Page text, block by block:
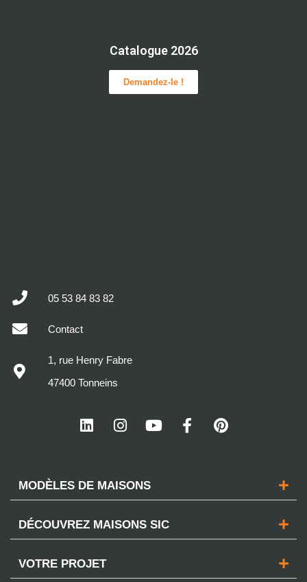
Catalogue 2026
Demandez-le !
05 53 84 83 82
Contact
1, rue Henry Fabre
47400 Tonneins
MODÈLES DE MAISONS
DÉCOUVREZ MAISONS SIC
VOTRE PROJET